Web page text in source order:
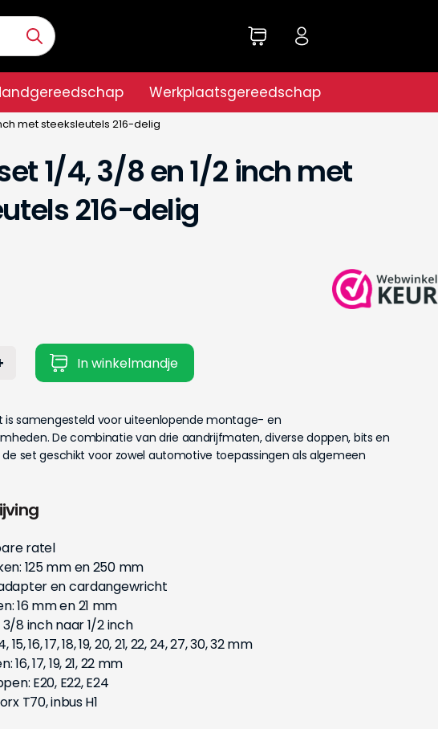
Werkplaatsgereedschap
met steeksleutels 216-delig
1/4, 3/8 en 1/2 inch met
216-delig
In winkelmandje
is samengesteld voor uiteenlopende montage- en
De combinatie van drie aandrijfmaten, diverse doppen, bits en
set geschikt voor zowel automotive toepassingen als algemeen
ratel
125 mm en 250 mm
en cardangewricht
16 mm en 21 mm
8 inch naar 1/2 inch
15, 16, 17, 18, 19, 20, 21, 22, 24, 27, 30, 32 mm
16, 17, 19, 21, 22 mm
E20, E22, E24
T70, inbus H1